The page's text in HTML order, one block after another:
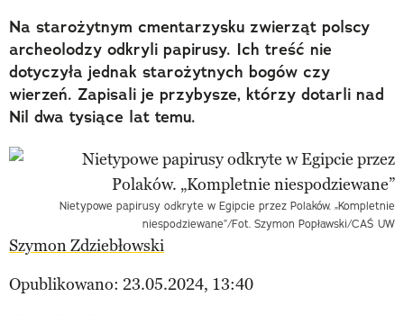
Na starożytnym cmentarzysku zwierząt polscy
archeolodzy odkryli papirusy. Ich treść nie
dotyczyła jednak starożytnych bogów czy
wierzeń. Zapisali je przybysze, którzy dotarli nad
Nil dwa tysiące lat temu.
Nietypowe papirusy odkryte w Egipcie przez Polaków. „Kompletnie
niespodziewane”/Fot. Szymon Popławski/CAŚ UW
Szymon Zdziebłowski
Opublikowano: 23.05.2024, 13:40